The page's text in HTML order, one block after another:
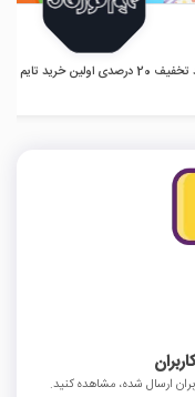
درصدی اولین خرید تایم فور فان
ارسال شده، مشاهده کنید.